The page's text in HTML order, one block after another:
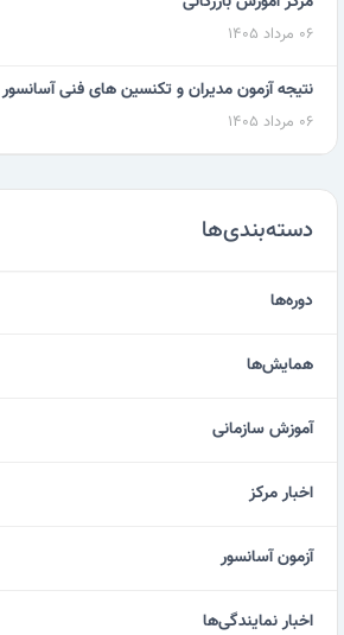
۰۶ مرداد ۱۴۰۵
نتیجه آزمون مدیران و تکنسین های فنی آسانسور 6 مرداد 1405
۰۶ مرداد ۱۴۰۵
دسته‌بندی‌ها
دوره‌ها
همایش‌ها
آموزش سازمانی
اخبار مرکز
آزمون آسانسور
اخبار نمایندگی‌ها